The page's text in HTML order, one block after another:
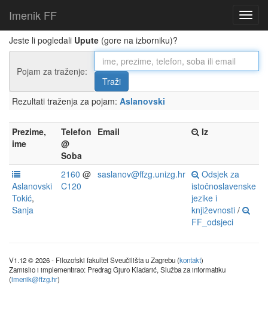
Imenik FF
Jeste li pogledali Upute (gore na izborniku)?
Pojam za traženje:
Rezultati traženja za pojam: Aslanovski
Prezime,
ime
Telefon
@
Soba
Email Iz
Aslanovski
Tokić,
Sanja
2160 @
C120
saslanov@ffzg.unizg.hr
Odsjek za
istočnoslavenske
jezike i
književnosti /
FF_odsjeci
V1.12 © 2026 - Filozofski fakultet Sveučilišta u Zagrebu (kontakt)
Zamislio i implementirao: Predrag Gjuro Kladarić, Služba za informatiku
(imenik@ffzg.hr)